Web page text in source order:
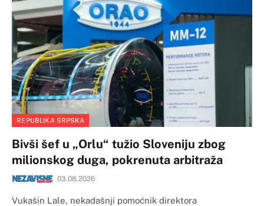
REPUBLIKA SRPSKA
Bivši šef u „Orlu“ tužio Sloveniju zbog
milionskog duga, pokrenuta arbitraža
03.08.2026
Vukašin Lale, nekadašnji pomoćnik direktora